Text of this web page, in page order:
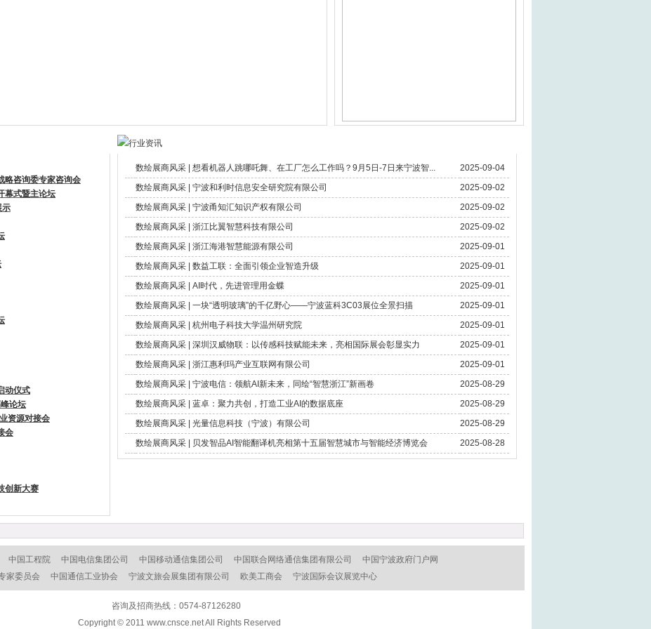
略咨询委专家咨询会
幕式暨主论坛
示
动仪式
论坛
资源对接会
会
创新大赛
数绘展商风采 | 想看机器人跳哪吒舞、在工厂怎么工作吗？9月5日-7日来宁波智...
2025-09-04
数绘展商风采 | 宁波和利时信息安全研究院有限公司
2025-09-02
数绘展商风采 | 宁波甬知汇知识产权有限公司
2025-09-02
数绘展商风采 | 浙江比翼智慧科技有限公司
2025-09-02
数绘展商风采 | 浙江海港智慧能源有限公司
2025-09-01
数绘展商风采 | 数益工联：全面引领企业智造升级
2025-09-01
数绘展商风采 | AI时代，先进管理用金蝶
2025-09-01
数绘展商风采 | 一块“透明玻璃”的千亿野心——宁波蓝科3C03展位全景扫描
2025-09-01
数绘展商风采 | 杭州电子科技大学温州研究院
2025-09-01
数绘展商风采 | 深圳汉威物联：以传感科技赋能未来，亮相国际展会彰显实力
2025-09-01
数绘展商风采 | 浙江惠利玛产业互联网有限公司
2025-09-01
数绘展商风采 | 宁波电信：领航AI新未来，同绘“智慧浙江”新画卷
2025-08-29
数绘展商风采 | 蓝卓：聚力共创，打造工业AI的数据底座
2025-08-29
数绘展商风采 | 光量信息科技（宁波）有限公司
2025-08-29
数绘展商风采 | 贝发智品AI智能翻译机亮相第十五届智慧城市与智能经济博览会
2025-08-28
中国工程院 中国电信集团公司 中国移动通信集团公司 中国联合网络通信集团有限公司
中国宁波政府门户网
家委员会 中国通信工业协会 宁波文旅会展集团有限公司 欧美工商会 宁波国际会议展览中心
咨询及招商热线：0574-87126280
Copyright © 2011 www.cnsce.net All Rights Reserved